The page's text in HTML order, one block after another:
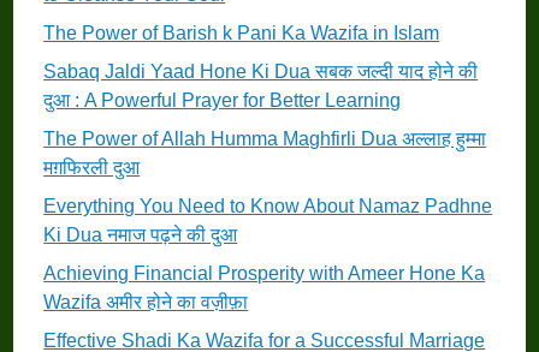
The Power of Barish k Pani Ka Wazifa in Islam
Sabaq Jaldi Yaad Hone Ki Dua सबक जल्दी याद होने की
दुआ : A Powerful Prayer for Better Learning
The Power of Allah Humma Maghfirli Dua अल्लाह हुम्मा
मग़फिरली दुआ
Everything You Need to Know About Namaz Padhne
Ki Dua नमाज पढ़ने की दुआ
Achieving Financial Prosperity with Ameer Hone Ka
Wazifa अमीर होने का वज़ीफ़ा
Effective Shadi Ka Wazifa for a Successful Marriage